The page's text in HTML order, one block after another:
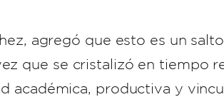
agregó que esto es un
que se cristalizó en tiempo
académica, productiva y